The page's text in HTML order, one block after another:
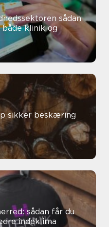
sådan
klinik og
sådan får du
indeklima